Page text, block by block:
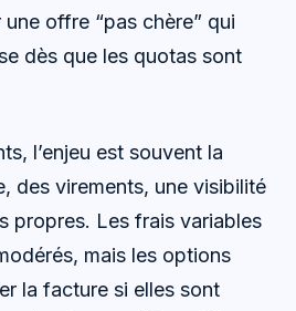
offre “pas chère” qui
dès que les quotas sont
l’enjeu est souvent la
des virements, une visibilité
propres. Les frais variables
mais les options
la facture si elles sont